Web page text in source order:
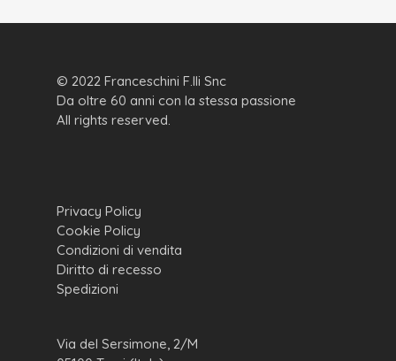
© 2022 Franceschini F.lli Snc
Da oltre 60 anni con la stessa passione
All rights reserved.
Privacy Policy
Cookie Policy
Condizioni di vendita
Diritto di recesso
Spedizioni
Via del Sersimone, 2/M